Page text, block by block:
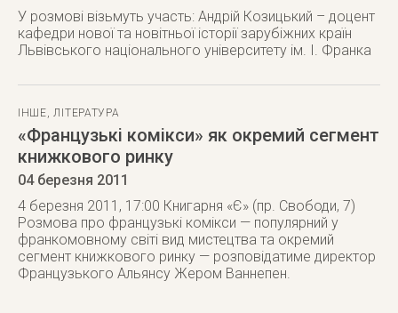
У розмові візьмуть участь: Андрій Козицький – доцент
кафедри нової та новітньої історії зарубіжних країн
Львівського національного університету ім. І. Франка
ІНШЕ,ЛІТЕРАТУРА
«Французькі комікси» як окремий сегмент
книжкового ринку
04 березня 2011
4 березня 2011, 17:00 Книгарня «Є» (пр. Свободи, 7)
Розмова про французькі комікси — популярний у
франкомовному світі вид мистецтва та окремий
сегмент книжкового ринку — розповідатиме директор
Французького Альянсу Жером Ваннепен.